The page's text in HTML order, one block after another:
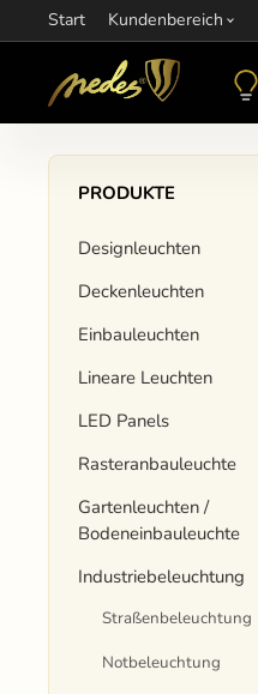
Start Kundenbereich
Information:nagel@nedes.sk
PRODUKTE
Designleuchten
Deckenleuchten
Einbauleuchten
Lineare Leuchten
LED Panels
Rasteranbauleuchte
Gartenleuchten /
Bodeneinbauleuchte
Industriebeleuchtung
Straßenbeleuchtung
Notbeleuchtung